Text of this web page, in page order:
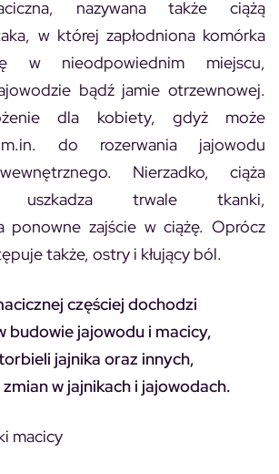
nazywana także ciążą
w której zapłodniona komórka
w nieodpowiednim miejscu,
bądź jamie otrzewnowej.
dla kobiety, gdyż może
do rozerwania jajowodu
Nierzadko, ciąża
uszkadza trwale tkanki,
ponowne zajście w ciążę. Oprócz
także, ostry i kłujący ból.
częściej dochodzi
budowie jajowodu i macicy,
jajnika oraz innych,
w jajnikach i jajowodach.
macicy